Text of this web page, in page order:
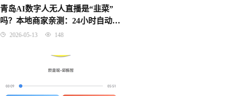
青岛AI数字人无人直播是“韭菜”
吗？本地商家亲测：24小时自动卖
货，省下8个人工钱！
2026-05-13 148